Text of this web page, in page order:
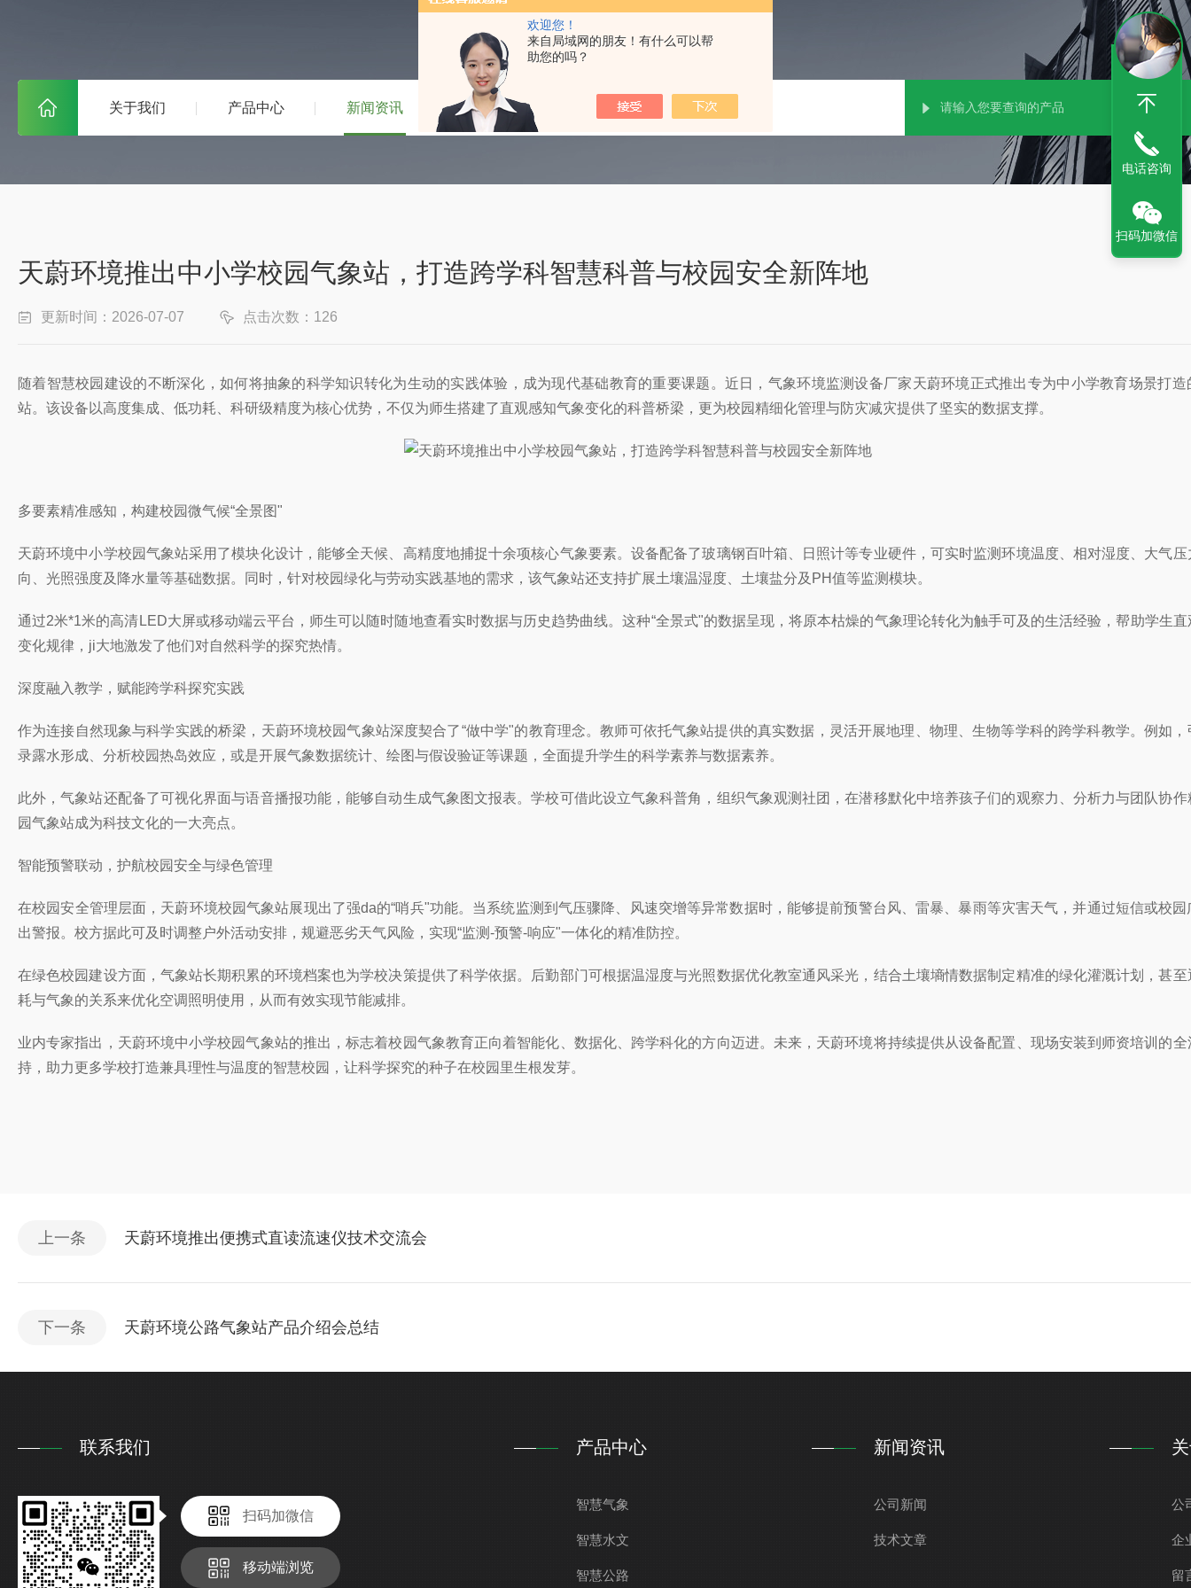
欢迎您！
来自局域网的朋友！有什么可以帮
助您的吗？
关于我们 产品中心 新闻资讯 技术文章 在线留言 联系我们
天蔚环境推出中小学校园气象站，打造跨学科智慧科普与校园安全新阵地
更新时间：2026-07-07 点击次数：126
随着智慧校园建设的不断深化，如何将抽象的科学知识转化为生动的实践体验，成为现代基础教育的重要课题。近日，气象环境监测设备厂家天蔚环境正式推出专为中小学教育场景打造
站。该设备以高度集成、低功耗、科研级精度为核心优势，不仅为师生搭建了直观感知气象变化的科普桥梁，更为校园精细化管理与防灾减灾提供了坚实的数据支撑。
多要素精准感知，构建校园微气候“全景图"
天蔚环境中小学校园气象站采用了模块化设计，能够全天候、高精度地捕捉十余项核心气象要素。设备配备了玻璃钢百叶箱、日照计等专业硬件，可实时监测环境温度、相对湿度、大气
向、光照强度及降水量等基础数据。同时，针对校园绿化与劳动实践基地的需求，该气象站还支持扩展土壤温湿度、土壤盐分及PH值等监测模块。
通过2米*1米的高清LED大屏或移动端云平台，师生可以随时随地查看实时数据与历史趋势曲线。这种“全景式"的数据呈现，将原本枯燥的气象理论转化为触手可及的生活经验，帮助学生
变化规律，ji大地激发了他们对自然科学的探究热情。
深度融入教学，赋能跨学科探究实践
作为连接自然现象与科学实践的桥梁，天蔚环境校园气象站深度契合了“做中学"的教育理念。教师可依托气象站提供的真实数据，灵活开展地理、物理、生物等学科的跨学科教学。例如，
录露水形成、分析校园热岛效应，或是开展气象数据统计、绘图与假设验证等课题，全面提升学生的科学素养与数据素养。
此外，气象站还配备了可视化界面与语音播报功能，能够自动生成气象图文报表。学校可借此设立气象科普角，组织气象观测社团，在潜移默化中培养孩子们的观察力、分析力与团队协
园气象站成为科技文化的一大亮点。
智能预警联动，护航校园安全与绿色管理
在校园安全管理层面，天蔚环境校园气象站展现出了强da的“哨兵"功能。当系统监测到气压骤降、风速突增等异常数据时，能够提前预警台风、雷暴、暴雨等灾害天气，并通过短信或校园
出警报。校方据此可及时调整户外活动安排，规避恶劣天气风险，实现“监测-预警-响应"一体化的精准防控。
在绿色校园建设方面，气象站长期积累的环境档案也为学校决策提供了科学依据。后勤部门可根据温湿度与光照数据优化教室通风采光，结合土壤墒情数据制定精准的绿化灌溉计划，甚至
耗与气象的关系来优化空调照明使用，从而有效实现节能减排。
业内专家指出，天蔚环境中小学校园气象站的推出，标志着校园气象教育正向着智能化、数据化、跨学科化的方向迈进。未来，天蔚环境将持续提供从设备配置、现场安装到师资培训的
持，助力更多学校打造兼具理性与温度的智慧校园，让科学探究的种子在校园里生根发芽。
上一条 天蔚环境推出便携式直读流速仪技术交流会
下一条 天蔚环境公路气象站产品介绍会总结
联系我们
扫码加微信
移动端浏览
产品中心
智慧气象
智慧水文
智慧公路
新闻资讯
公司新闻
技术文章
公
企
留
电话咨询
扫码加微信